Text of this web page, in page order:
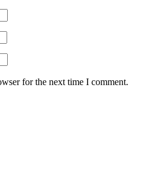
for the next time I comment.